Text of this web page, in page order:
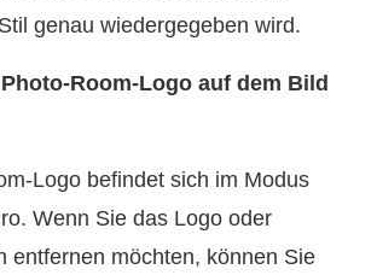
genau wiedergegeben wird.
Room-Logo auf dem Bild
Logo befindet sich im Modus
Wenn Sie das Logo oder
entfernen möchten, können Sie